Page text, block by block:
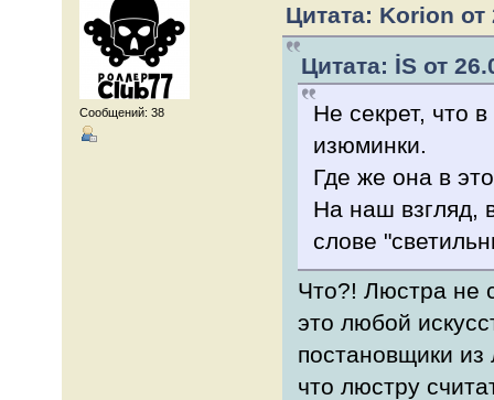
Сообщений: 38
Цитата: Korion от
Цитата: İS от
Не секрет, что
изюминки.
Где же она в
На наш взгляд,
слове
Что?! Люстра не
это любой
постановщики
что люстру